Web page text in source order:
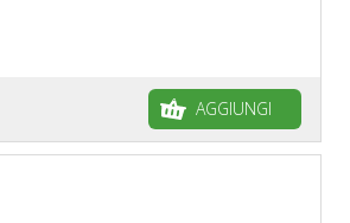
AGGIUNGI